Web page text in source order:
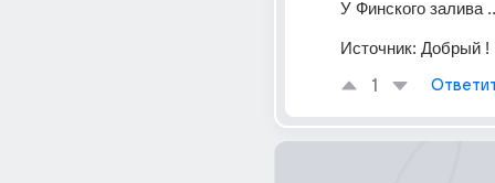
У Финского залива
Источник: Добрый !
1